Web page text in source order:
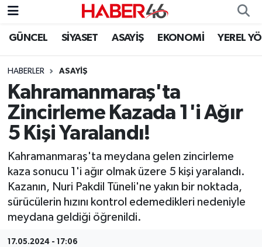
GÜNCEL SİYASET ASAYİŞ EKONOMİ YEREL
HABERLER ASAYİŞ
Kahramanmaraş'ta
Zincirleme Kazada 1'i Ağır
5 Kişi Yaralandı!
Kahramanmaraş'ta meydana gelen zincirleme
kaza sonucu 1'i ağır olmak üzere 5 kişi yaralandı.
Kazanın, Nuri Pakdil Tüneli'ne yakın bir noktada,
sürücülerin hızını kontrol edemedikleri nedeniyle
meydana geldiği öğrenildi.
17.05.2024 - 17:06
GÜNCEL
SİYASET
EKONOMİ
SPOR
YAŞAM
TEKNOLOJİ
SAĞLIK
Nöbetçi Eczaneler
Hava Durumu
Kahramanmaraş Namaz Vakitleri
Trafik Durumu
Süper Lig Puan Durumu ve Fikstür
Tüm Manşetler
Son Dakika Haberleri